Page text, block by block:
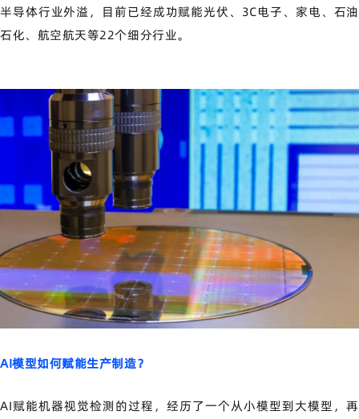
半导体行业外溢，目前已经成功赋能光伏、3C电子、家电、石油
石化、航空航天等22个细分行业。
AI模型如何赋能生产制造？
AI赋能机器视觉检测的过程，经历了一个从小模型到大模型，再